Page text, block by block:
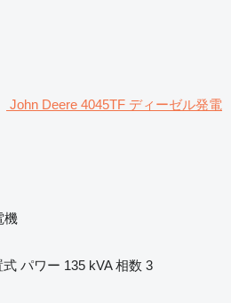
John Deere 4045TF ディーゼル発電
機
式 パワー 135 kVA 相数 3